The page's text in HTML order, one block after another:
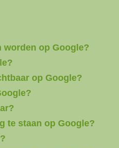
worden op Google?
op Google?
te staan op Google?